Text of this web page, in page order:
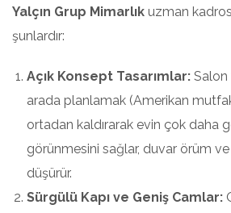
Yalçın Grup Mimarlık uzman
şunlardır:
Açık Konsept Tasarımlar: Salon
arada planlamak (Amerikan
ortadan kaldırarak evin çok daha
görünmesini sağlar, duvar örüm
düşürür.
Sürgülü Kapı ve Geniş Camlar: